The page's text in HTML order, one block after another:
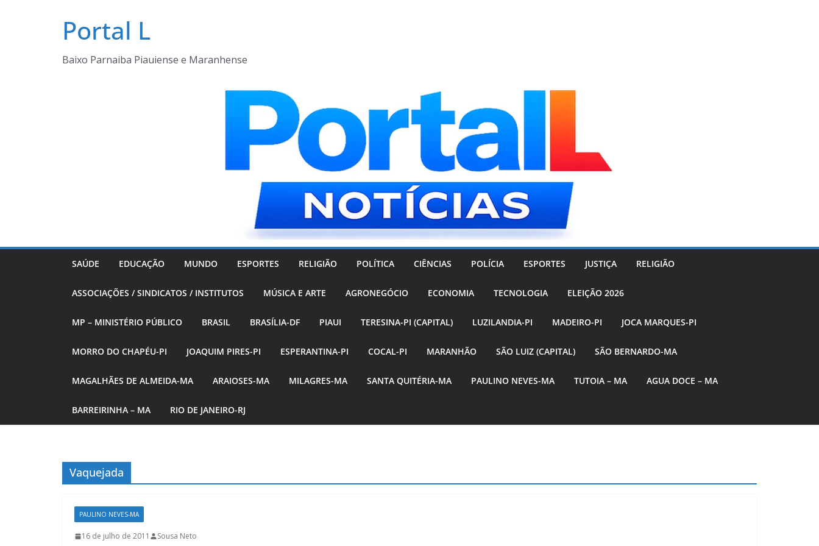
Portal L
Baixo Parnaiba Piauiense e Maranhense
SAÚDE EDUCAÇÃO MUNDO ESPORTES RELIGIÃO POLÍTICA CIÊNCIAS POLÍCIA ESPORTES JUSTIÇA RELIGIÃO
ASSOCIAÇÕES / SINDICATOS / INSTITUTOS MÚSICA E ARTE AGRONEGÓCIO ECONOMIA TECNOLOGIA ELEIÇÃO 2026
MP – MINISTÉRIO PÚBLICO BRASIL BRASÍLIA-DF PIAUI TERESINA-PI (CAPITAL) LUZILANDIA-PI MADEIRO-PI JOCA MARQUES-PI
MORRO DO CHAPÉU-PI JOAQUIM PIRES-PI ESPERANTINA-PI COCAL-PI MARANHÃO SÃO LUIZ (CAPITAL) SÃO BERNARDO-MA
MAGALHÃES DE ALMEIDA-MA ARAIOSES-MA MILAGRES-MA SANTA QUITÉRIA-MA PAULINO NEVES-MA TUTOIA – MA AGUA DOCE – MA
BARREIRINHA – MA RIO DE JANEIRO-RJ
Vaquejada
PAULINO NEVES-MA
16 de julho de 2011 Sousa Neto